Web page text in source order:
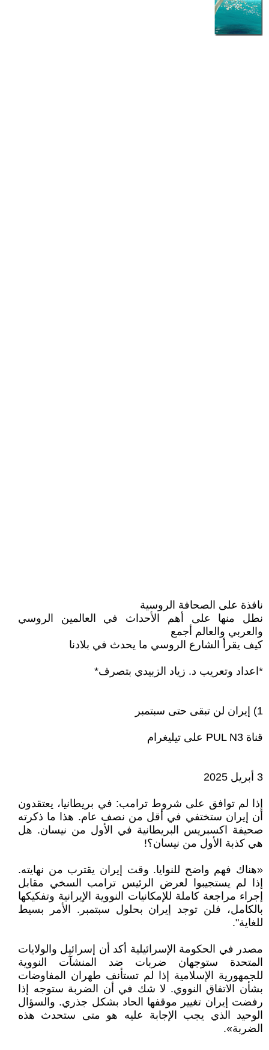
نافذة على الصحافة الروسية
نطل منها على أهم الأحداث في العالمين الروسي
والعربي والعالم أجمع
كيف يقرأ الشارع الروسي ما يحدث في بلادنا
*اعداد وتعريب د. زياد الزبيدي بتصرف*
1) إيران لن تبقى حتى سبتمبر
قناة PUL N3 على تيليغرام
3 أبريل 2025
إذا لم توافق على شروط ترامب: في بريطانيا، يعتقدون
أن إيران ستختفي في أقل من نصف عام. هذا ما ذكرته
صحيفة اكسبريس البريطانية في الأول من نيسان. هل
هي كذبة الأول من نيسان؟!
«هناك فهم واضح للنوايا. وقت إيران يقترب من نهايته.
إذا لم يستجيبوا لعرض الرئيس ترامب السخي مقابل
إجراء مراجعة كاملة للإمكانيات النووية الإيرانية وتفكيكها
بالكامل، فلن توجد إيران بحلول سبتمبر. الأمر بسيط
للغاية".
مصدر في الحكومة الإسرائيلية أكد أن إسرائيل والولايات
المتحدة ستوجهان ضربات ضد المنشآت النووية
للجمهورية الإسلامية إذا لم تستأنف طهران المفاوضات
بشأن الاتفاق النووي. لا شك في أن الضربة ستوجه إذا
رفضت إيران تغيير موقفها الحاد بشكل جذري. والسؤال
الوحيد الذي يجب الإجابة عليه هو متى ستحدث هذه
الضربة».